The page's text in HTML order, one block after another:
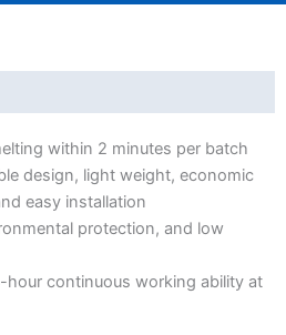
within 2 minutes per batch
design, light weight, economic
easy installation
protection, and low
hour continuous working ability at